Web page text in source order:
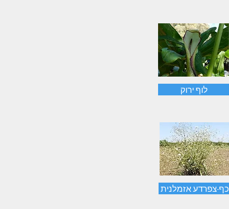
לוף ירוק
כף-צפרדע אזמלנית